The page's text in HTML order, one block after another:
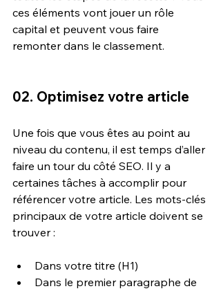
ces éléments vont jouer un rôle
capital et peuvent vous faire
remonter dans le classement.
02. Optimisez votre article
Une fois que vous êtes au point au
niveau du contenu, il est temps d’aller
faire un tour du côté SEO. Il y a
certaines tâches à accomplir pour
référencer votre article. Les mots-clés
principaux de votre article doivent se
trouver :
Dans votre titre (H1)
Dans le premier paragraphe de